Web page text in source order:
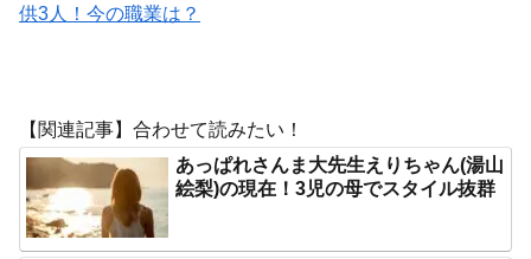
供3人！今の職業は？
【関連記事】合わせて読みたい！
あっぱれさんま大先生えりちゃん(湯山
絵梨)の現在！3児の母でスタイル抜群